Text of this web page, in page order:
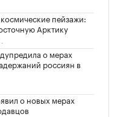
пейзажи:
Арктику
о мерах
россиян в
о новых мерах